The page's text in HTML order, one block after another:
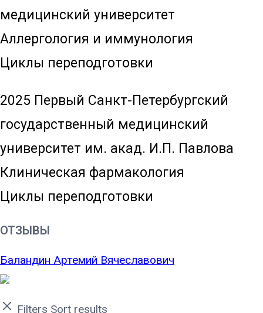
медицинский университет
Аллергология и иммунология
Циклы переподготовки
2025 Первый Санкт-Петербургский
государственный медицинский
университет им. акад. И.П. Павлова
Клиническая фармакология
Циклы переподготовки
ОТЗЫВЫ
Баландин Артемий Вячеславович
Filters Sort results